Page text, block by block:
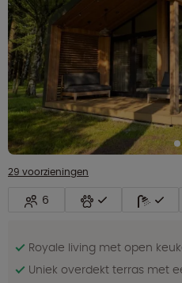
29 voorzieningen
6
Royale living met open
Uniek overdekt terras met